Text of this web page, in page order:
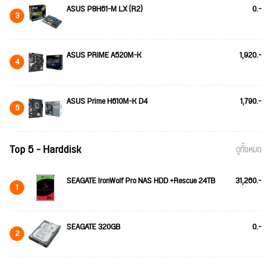
3 ASUS P8H61-M LX (R2) 0.-
4 ASUS PRIME A520M-K 1,920.-
5 ASUS Prime H610M-K D4 1,790.-
Top 5 - Harddisk ดูทั้งหมด
1 SEAGATE IronWolf Pro NAS HDD +Rescue 24TB 31,260.-
2 SEAGATE 320GB 0.-